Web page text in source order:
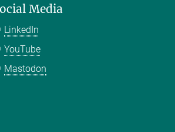
Media
LinkedIn
YouTube
Mastodon